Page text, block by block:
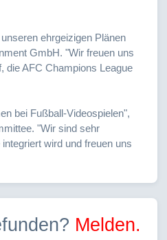
ehrgeizigen Plänen
GmbH. "Wir freuen uns
die AFC Champions League
bei Fußball-Videospielen",
"Wir sind sehr
wird und freuen uns
Melden.